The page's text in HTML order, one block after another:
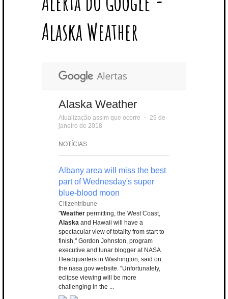
E
B
O
O
K
L
E
P
E
R
E
S
T
E
D
I
N
A
G
R
A
M
U
B
U
Alaska Weather
Alaska Weather
Atualização assim que ocorre ⋅ 29 de
janeiro de 2018
NOTÍCIAS
Albany area will miss the best
part of Wednesday's super
blue-blood moon
Citizentribune
"Weather permitting, the West Coast,
Alaska and Hawaii will have a
spectacular view of totality from start to
finish," Gordon Johnston, program
executive and lunar blogger at NASA
Headquarters in Washington, said on
the nasa.gov website. "Unfortunately,
eclipse viewing will be more
challenging in the ...